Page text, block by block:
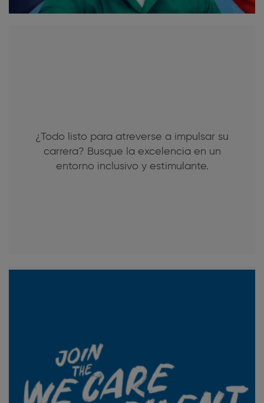
¿Todo listo para atreverse a impulsar su
carrera? Busque la excelencia en un
entorno inclusivo y estimulante.